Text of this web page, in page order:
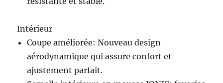
Intérieur
Coupe améliorée: Nouveau design
aérodynamique qui assure confort et
ajustement parfait.